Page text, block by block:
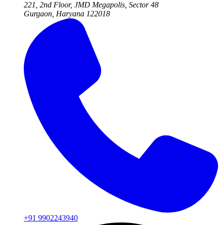
221, 2nd Floor, JMD Megapolis, Sector 48
Gurgaon, Haryana 122018
+91 9902243940